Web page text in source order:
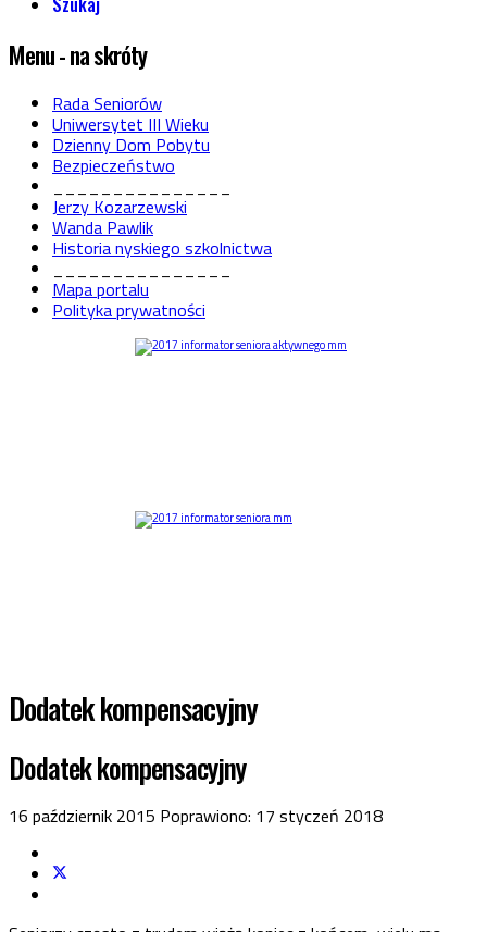
Menu - na skróty
Rada Seniorów
Uniwersytet III Wieku
Dzienny Dom Pobytu
Bezpieczeństwo
Jerzy Kozarzewski
Wanda Pawlik
Historia nyskiego szkolnictwa
Mapa portalu
Polityka prywatności
Dodatek kompensacyjny
Dodatek kompensacyjny
16 październik 2015 Poprawiono: 17 styczeń 2018